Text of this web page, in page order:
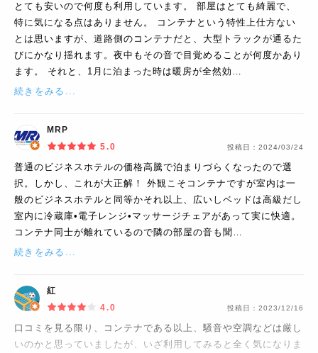
とても安いので何度も利用しています。 部屋はとても綺麗で、
特に気になる点はありません。 コンテナという特性上仕方ない
とは思いますが、道路側のコンテナだと、大型トラックが通るた
びにかなり揺れます。夜中もその音で目覚めることが何度かあり
ます。 それと、1月に泊まった時は暖房が全然効…
続きをみる...
MRP
5.0
投稿日： 2024/03/24
普通のビジネスホテルの価格高騰で泊まりづらくなったので選
択。しかし、これが大正解！ 外観こそコンテナですが室内は一
般のビジネスホテルと同等かそれ以上、広いしベッドは高級だし
室内に冷蔵庫•電子レンジ•マッサージチェアがあって実に快適。
コンテナ同士が離れているので隣の部屋の音も聞…
続きをみる...
紅
4.0
投稿日： 2023/12/16
口コミを見る限り、コンテナである以上、騒音や空調などは厳し
いのかと思っていましたが、いざ利用してみると全く気になりま